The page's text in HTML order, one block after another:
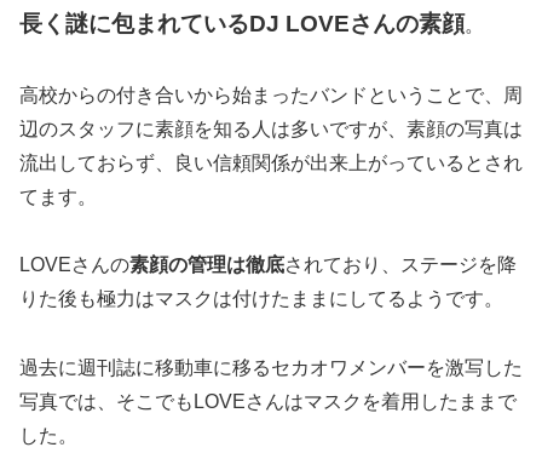
長く謎に包まれているDJ LOVEさんの素顔。
高校からの付き合いから始まったバンドということで、周
辺のスタッフに素顔を知る人は多いですが、素顔の写真は
流出しておらず、良い信頼関係が出来上がっているとされ
てます。
LOVEさんの素顔の管理は徹底されており、ステージを降
りた後も極力はマスクは付けたままにしてるようです。
過去に週刊誌に移動車に移るセカオワメンバーを激写した
写真では、そこでもLOVEさんはマスクを着用したままで
した。